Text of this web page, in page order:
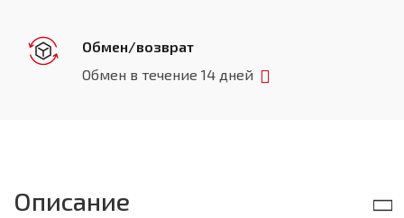
Обмен/возврат
Обмен в течение 14 дней
Описание